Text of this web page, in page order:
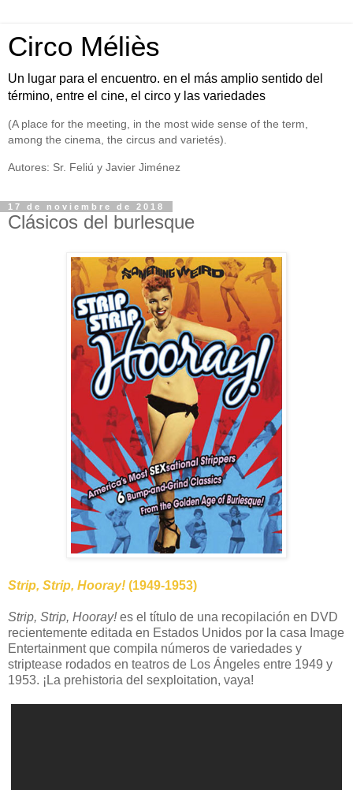
Circo Méliès
Un lugar para el encuentro. en el más amplio sentido del
término, entre el cine, el circo y las variedades
(A place for the meeting, in the most wide sense of the term,
among the cinema, the circus and varietés).
Autores: Sr. Feliú y Javier Jiménez
17 de noviembre de 2018
Clásicos del burlesque
Strip, Strip, Hooray! (1949-1953)
Strip, Strip, Hooray!es el título de una recopilación en DVD
recientemente editada en Estados Unidos por la casa Image
Entertainment que compila números de variedades y
striptease rodados en teatros de Los Ángeles entre 1949 y
1953. ¡La prehistoria del sexploitation, vaya!